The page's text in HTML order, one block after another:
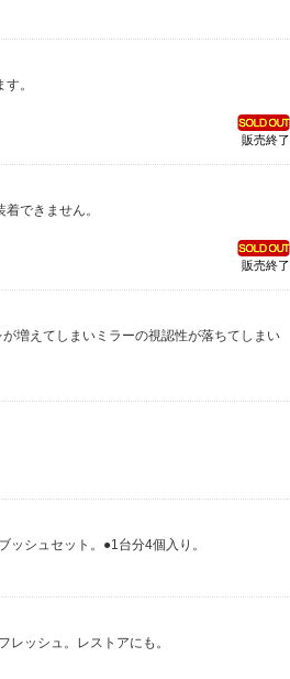
。
販売終了
できません。
販売終了
増えてしまいミラーの視認性が落ちてしまい
シュセット。●1台分4個入り。
ッシュ。レストアにも。